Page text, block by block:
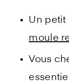
Un petit
moule
Vous